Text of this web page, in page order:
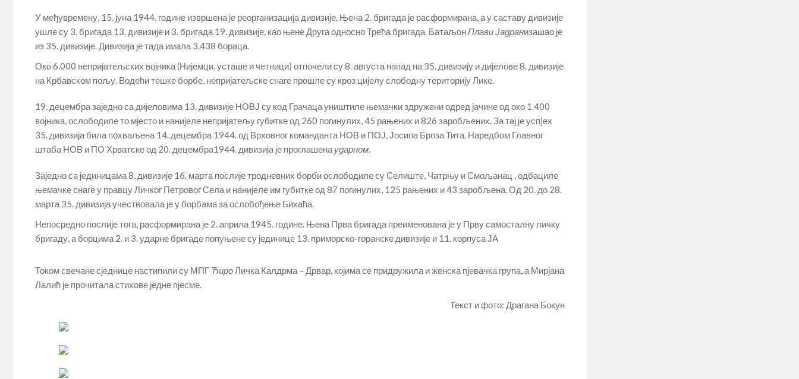
У међувремену, 15. јуна 1944. године извршена је реорганизација дивизије. Њена 2. бригада је расформирана, а у саставу дивизије
ушле су 3. бригада 13. дивизије и 3. бригада 19. дивизије, као њене Друга односно Трећа бригада. БатаљонПлави Јадранизашао је
из 35. дивизије. Дивизија је тада имала 3.438 бораца.
Око 6.000 непријатељских војника (Нијемци, усташе и четници) отпочели су 8. августа напад на 35. дивизију и дијелове 8. дивизије
на Крбавском пољу. Водећи тешке борбе, непријатељске снаге прошле су кроз цијелу слободну територију Лике.
19. децембра заједно са дијеловима 13. дивизије НОВЈ су код Грачаца уништиле њемачки здружени одред јачине од око 1.400
војника, ослободиле то мјесто и нанијеле непријатељу губитке од 260 погинулих, 45 рањених и 826 заробљених. За тај је успjех
35. дивизија била похваљена 14. децембра 1944. од Врховног команданта НОВ и ПОЈ, Јосипа Броза Тита. Наредбом Главног
штаба НОВ и ПО Хрватске од 20. децембра1944. дивизија је проглашена ударном.
Заједно са јединицама 8. дивизије 16. марта послије тродневних борби ослободиле су Селиште, Чатрњу и Смољанац , одбациле
њемачке снаге у правцу Личког Петровог Села и нанијеле им губитке од 87 погинулих, 125 рањених и 43 заробљена. Од 20. до 28.
марта 35. дивизија учествовала је у борбама за ослобођење Бихаћа.
Непосредно послије тога, расформирана је 2. априла 1945. године. Њена Прва бригада преименована је у Прву самосталну личку
бригаду, а борцима 2. и 3. ударне бригаде попуњене су јединице 13. приморско-горанске дивизије и 11. корпуса ЈА
Током свечане сједнице настипили су МПГ ЋироЛичка Калдрма – Дрвар, којима се придружила и женска пјевачка група, а Мирјана
Лалић је прочитала стихове једне пјесме.
Текст и фото: Драгана Бокун